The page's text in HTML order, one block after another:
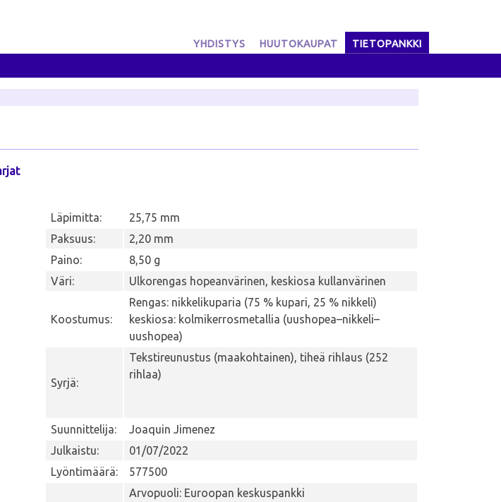
YHDISTYS HUUTOKAUPAT
TIETOPANKKI
Läpimitta:
25,75 mm
Paksuus:
2,20 mm
Paino:
8,50 g
Väri:
Ulkorengas hopeanvärinen, keskiosa kullanvärinen
Koostumus:
Rengas: nikkelikuparia (75 % kupari, 25 % nikkeli)
keskiosa: kolmikerrosmetallia (uushopea–nikkeli–
uushopea)
Syrjä:
Tekstireunustus (maakohtainen), tiheä rihlaus (252
rihlaa)
Suunnittelija:
Joaquin Jimenez
Julkaistu:
01/07/2022
Lyöntimäärä:
577500
Arvopuoli: Euroopan keskuspankki